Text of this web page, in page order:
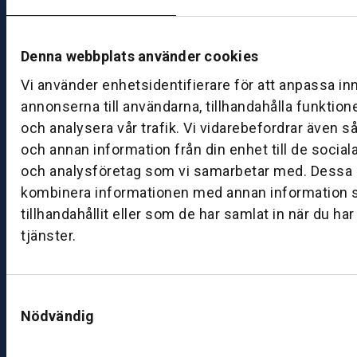
Denna webbplats använder cookies
Vi använder enhetsidentifierare för att anpassa
annonserna till användarna, tillhandahålla
och analysera vår trafik. Vi vidarebefordrar även
och annan information från din enhet till de
och analysföretag som vi samarbetar med. Dessa
kombinera informationen med annan information
tillhandahållit eller som de har samlat in när du
tjänster.
Nödvändig
d
a
g:
0
0
–
1
7:
0